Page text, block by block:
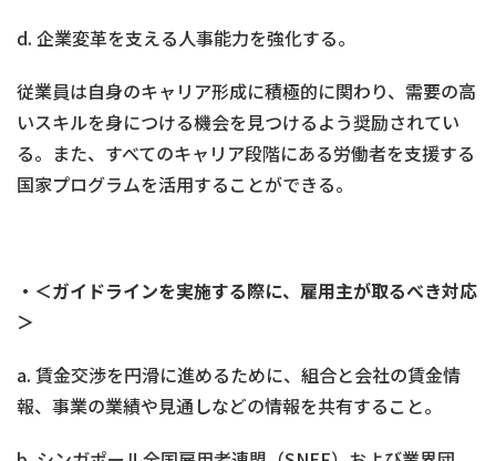
d. 企業変革を支える人事能力を強化する。
従業員は自身のキャリア形成に積極的に関わり、需要の高
いスキルを身につける機会を見つけるよう奨励されてい
る。また、すべてのキャリア段階にある労働者を支援する
国家プログラムを活用することができる。
・＜ガイドラインを実施する際に、雇用主が取るべき対応
＞
a. 賃金交渉を円滑に進めるために、組合と会社の賃金情
報、事業の業績や見通しなどの情報を共有すること。